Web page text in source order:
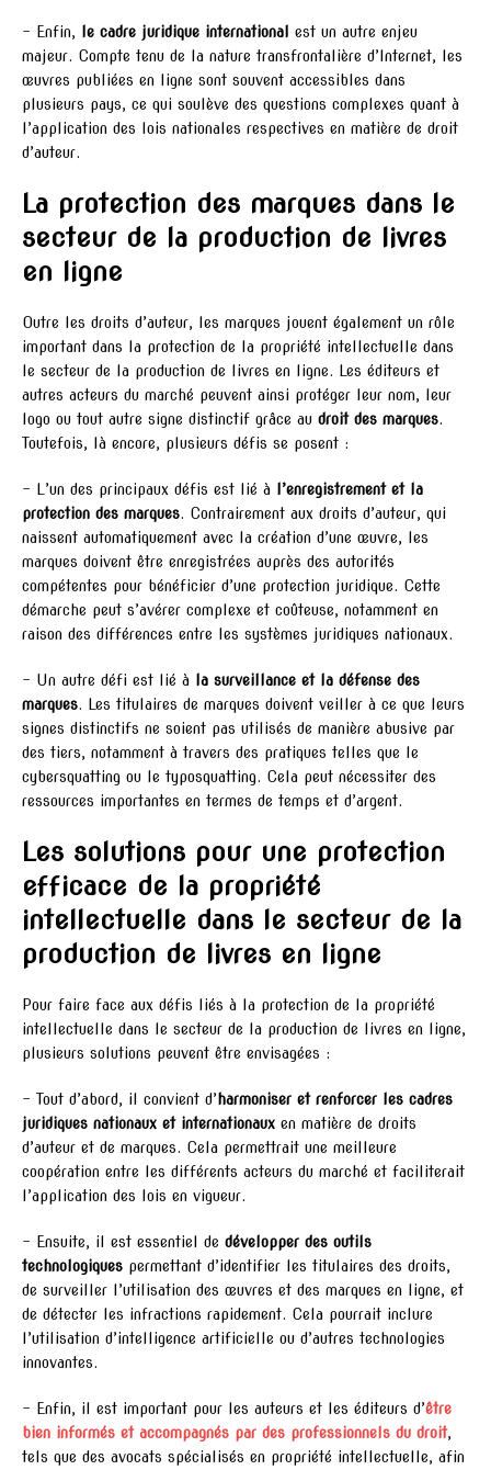
– Enfin, le cadre juridique international
est un autre enjeu
majeur. Compte tenu de la nature transfrontalière d’Internet, les
œuvres publiées en ligne sont souvent accessibles dans
plusieurs pays, ce qui soulève des questions complexes quant à
l’application des lois nationales respectives en matière de droit
d’auteur.
La protection des marques dans le
secteur de la production de livres
en ligne
Outre les droits d’auteur, les marques jouent également un rôle
important dans la protection de la propriété intellectuelle dans
le secteur de la production de livres en ligne. Les éditeurs et
autres acteurs du marché peuvent ainsi protéger leur nom, leur
logo ou tout autre signe distinctif grâce au droit des marques.
Toutefois, là encore, plusieurs défis se posent :
– L’un des principaux défis est lié à
l’enregistrement et la
protection des marques. Contrairement aux droits d’auteur, qui
naissent automatiquement avec la création d’une œuvre, les
marques doivent être enregistrées auprès des autorités
compétentes pour bénéficier d’une protection juridique. Cette
démarche peut s’avérer complexe et coûteuse, notamment en
raison des différences entre les systèmes juridiques nationaux.
– Un autre défi est lié à
la surveillance et la défense des
marques. Les titulaires de marques doivent veiller à ce que leurs
signes distinctifs ne soient pas utilisés de manière abusive par
des tiers, notamment à travers des pratiques telles que le
cybersquatting ou le typosquatting. Cela peut nécessiter des
ressources importantes en termes de temps et d’argent.
Les solutions pour une protection
efficace de la propriété
intellectuelle dans le secteur de la
production de livres en ligne
Pour faire face aux défis liés à la protection de la propriété
intellectuelle dans le secteur de la production de livres en ligne,
plusieurs solutions peuvent être envisagées :
– Tout d’abord, il convient d’ harmoniser et renforcer les cadres
juridiques nationaux et internationaux en matière de droits
d’auteur et de marques. Cela permettrait une meilleure
coopération entre les différents acteurs du marché et faciliterait
l’application des lois en vigueur.
– Ensuite, il est essentiel de développer des outils
technologiques permettant d’identifier les titulaires des droits,
de surveiller l’utilisation des œuvres et des marques en ligne, et
de détecter les infractions rapidement. Cela pourrait inclure
l’utilisation d’intelligence artificielle ou d’autres technologies
innovantes.
– Enfin, il est important pour les auteurs et les éditeurs d’être
bien informés et accompagnés par des professionnels du droit,
tels que des avocats spécialisés en propriété intellectuelle, afin